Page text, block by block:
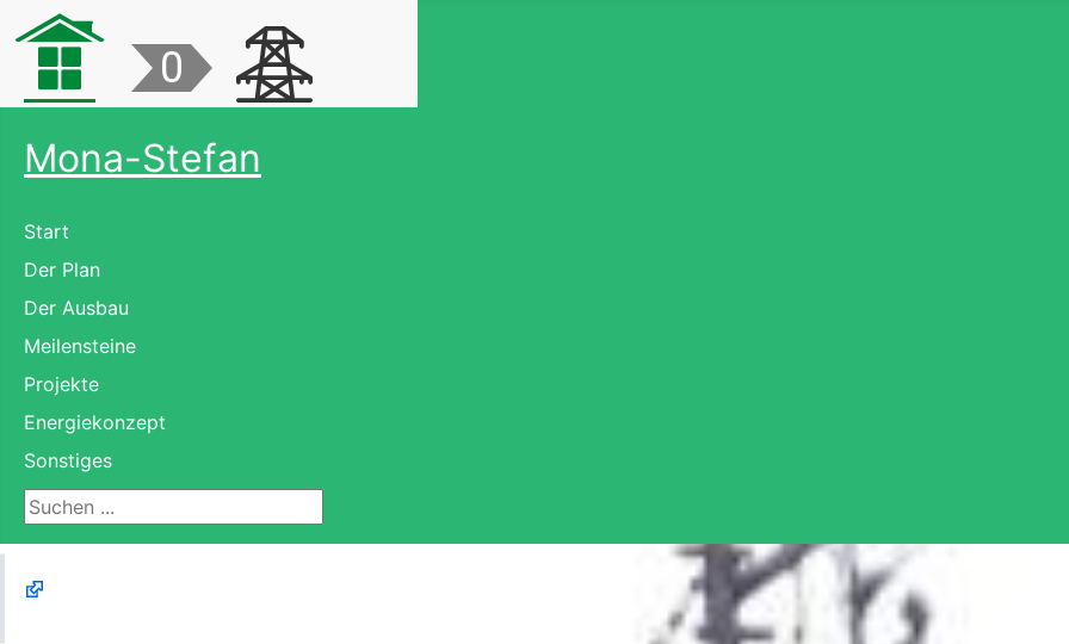
Mona-Stefan
Start
Der Plan
Der Ausbau
Meilensteine
Projekte
Energiekonzept
Sonstiges
Suchen ...